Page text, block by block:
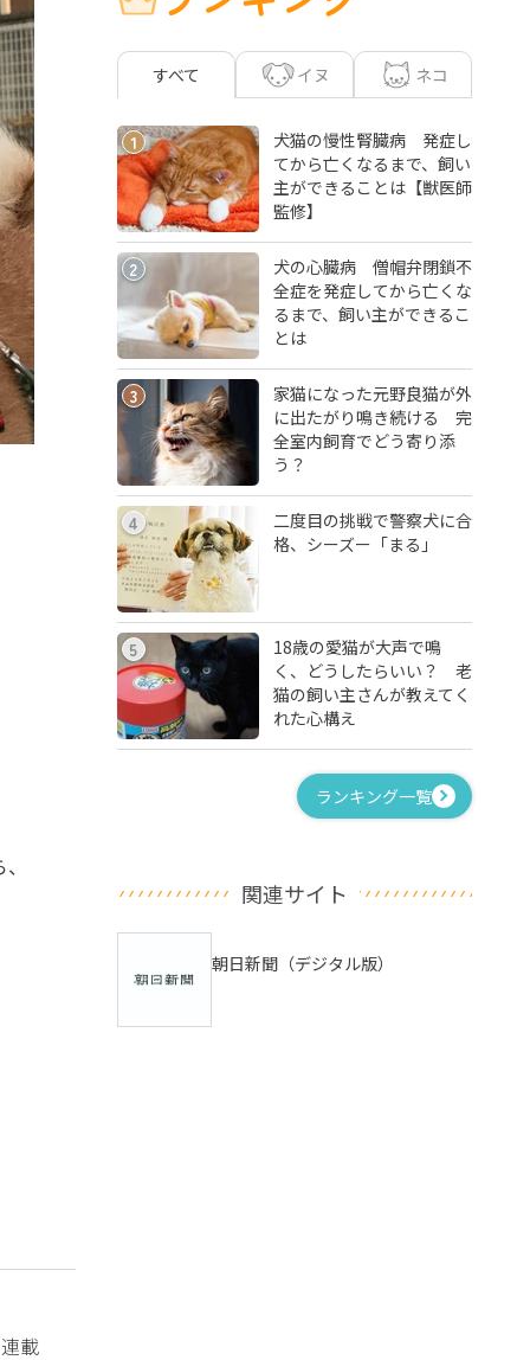
載
すべて イヌ ネコ
1
犬猫の慢性腎臓病 発症し
てから亡くなるまで、飼い
主ができることは【獣医師
監修】
2
犬の心臓病 僧帽弁閉鎖不
全症を発症してから亡くな
るまで、飼い主ができるこ
とは
3
家猫になった元野良猫が外
に出たがり鳴き続ける 完
全室内飼育でどう寄り添
う？
4
二度目の挑戦で警察犬に合
格、シーズー「まる」
5
18歳の愛猫が大声で鳴
く、どうしたらいい？ 老
猫の飼い主さんが教えてく
れた心構え
ランキング一覧
関連サイト
朝日新聞（デジタル版）